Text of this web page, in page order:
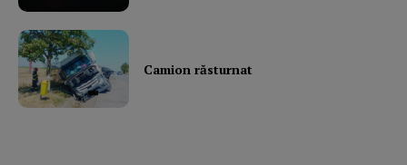
Camion răsturnat